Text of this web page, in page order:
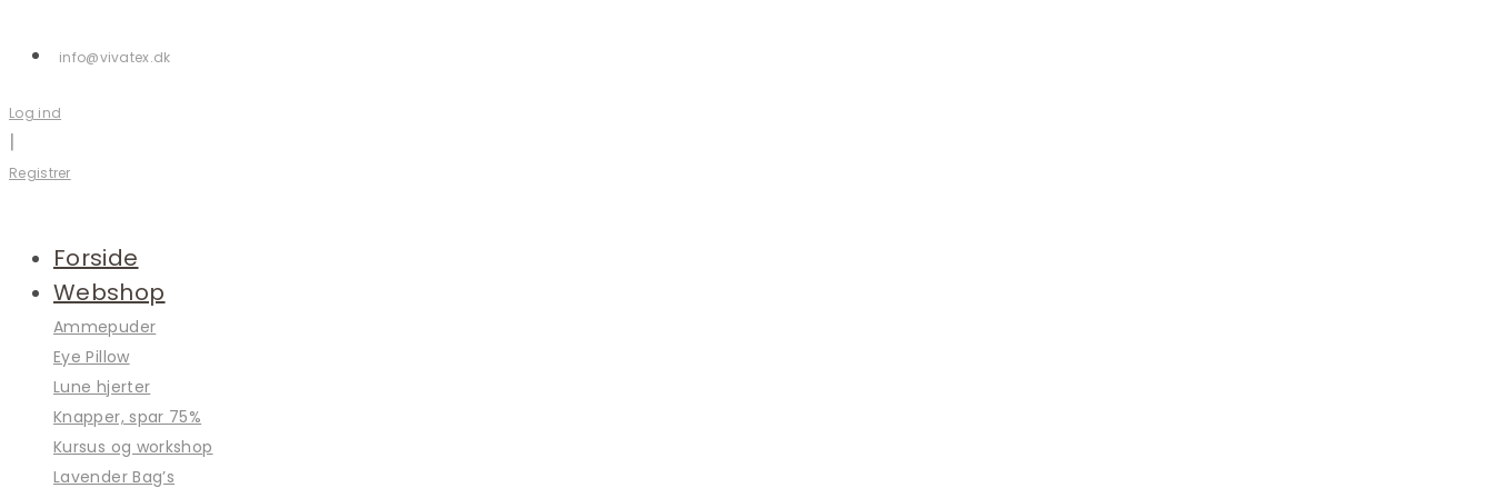
info@vivatex.dk
Log ind
|
Registrer
Forside
Webshop
Ammepuder
Eye Pillow
Lune hjerter
Knapper, spar 75%
Kursus og workshop
Lavender Bag’s